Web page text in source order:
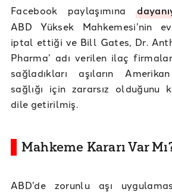
Facebook paylaşımına
ABD Yüksek Mahkemesi’nin
iptal ettiği ve Bill Gates, Dr.
Pharma’ adı verilen ilaç
sağladıkları aşıların
sağlığı için zararsız olduğunu
dile getirilmiş.
Mahkeme Kararı Var
ABD’de zorunlu aşı